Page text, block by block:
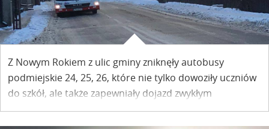
Z Nowym Rokiem z ulic gminy zniknęły autobusy
podmiejskie 24, 25, 26, które nie tylko dowoziły uczniów
do szkół, ale także zapewniały dojazd zwykłym
mieszkańcom. Dlaczego?